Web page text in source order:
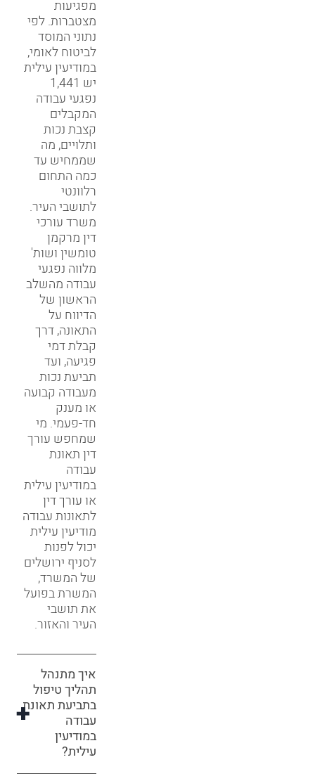
מפגיעות
מצטברות. לפי
נתוני המוסד
לביטוח לאומי,
במודיעין עילית
יש 1,441
נפגעי עבודה
המקבלים
קצבת נכות
ותלויים, מה
שממחיש עד
כמה התחום
רלוונטי
לתושבי העיר.
משרד עורכי
דין מרקמן
טומשין ושות'
מלווה נפגעי
עבודה מהשלב
הראשון של
הדיווח על
התאונה, דרך
קבלת דמי
פגיעה, ועד
תביעת נכות
מעבודה קבועה
או מענק
חד-פעמי. מי
שמחפש עורך
דין תאונת
עבודה
במודיעין עילית
או עורך דין
לתאונות עבודה
מודיעין עילית
יכול לפנות
לסניף ירושלים
של המשרד,
המשרת בפועל
את תושבי
העיר והאזור.
איך מתנהל
תהליך טיפול
בתביעת תאונת
עבודה
במודיעין
עילית?